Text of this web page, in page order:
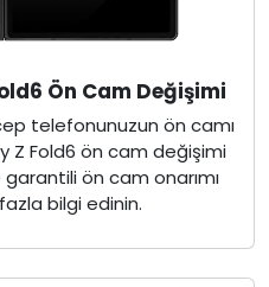
Ön Cam Değişimi
telefonunuzun ön camı
Z Fold6 ön cam değişimi
ön cam onarımı
bilgi edinin.